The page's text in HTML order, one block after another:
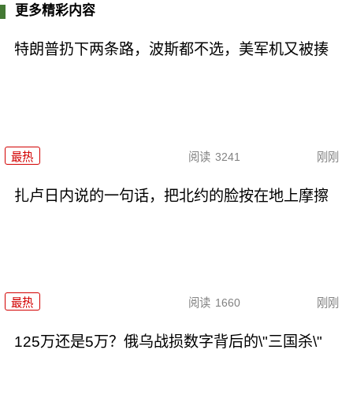
更多精彩内容
特朗普扔下两条路，波斯都不选，美军机又被揍
最热 阅读 3241 刚刚
扎卢日内说的一句话，把北约的脸按在地上摩擦
最热 阅读 1660 刚刚
125万还是5万？俄乌战损数字背后的\"三国杀\"